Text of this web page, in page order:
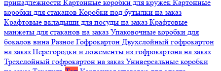
принадлежности Картонные коробки для кружек Картонные
коробки для стаканов Коробки под бутылки на заказ
Крафтовые вкладыши для посуды на заказ Крафтовые
манжеты для стаканов на заказ Упаковочные коробки для
бокалов вина Разное Гофрокартон Двухслойный гофрокартон
на заказ Перегородки и ложементы из гофрокартона на заказ
Трехслойный гофрокартон на заказ Универсальные коробки